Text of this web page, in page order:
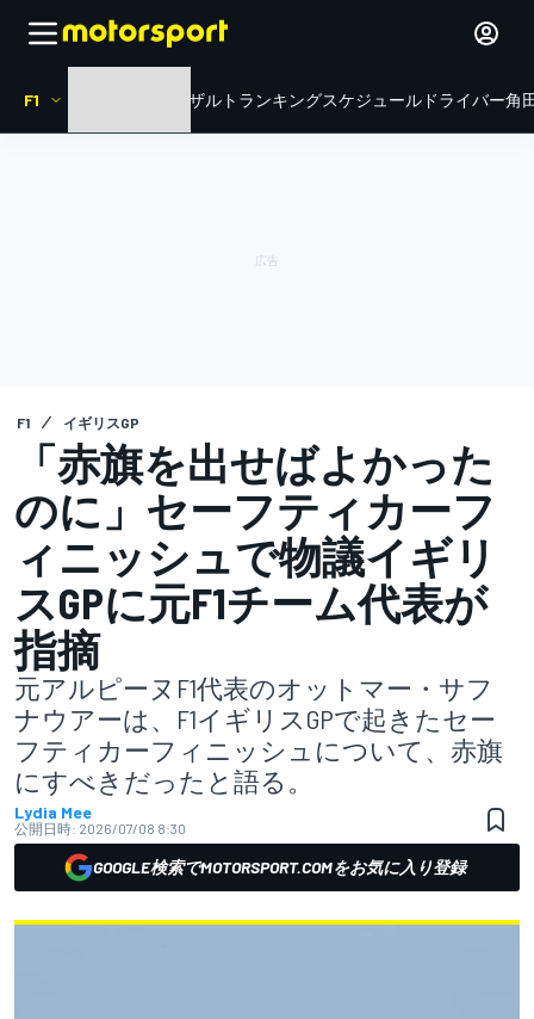
F1 リザルト ランキングスケジュール ドライバー角
F1 イギリスGP
「赤旗を出せばよかった
のに」セーフティカーフ
ィニッシュで物議イギリ
スGPに元F1チーム代表が
指摘
元アルピーヌF1代表のオットマー・サフ
ナウアーは、F1イギリスGPで起きたセー
フティカーフィニッシュについて、赤旗
にすべきだったと語る。
Lydia Mee
公開日時: 2026/07/08 8:30
GOOGLE検索でMOTORSPORT.COMをお気に入り登録